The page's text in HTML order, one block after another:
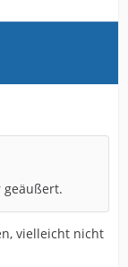
geäußert.
vielleicht nicht